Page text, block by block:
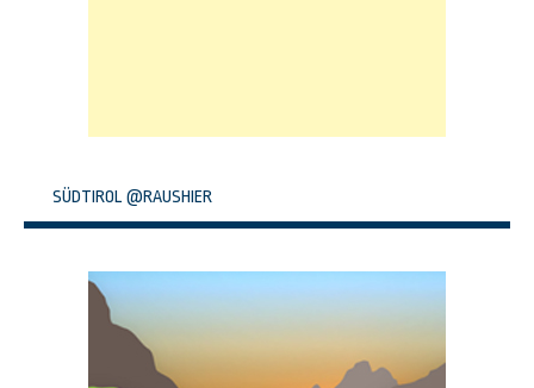
SÜDTIROL @RAUSHIER